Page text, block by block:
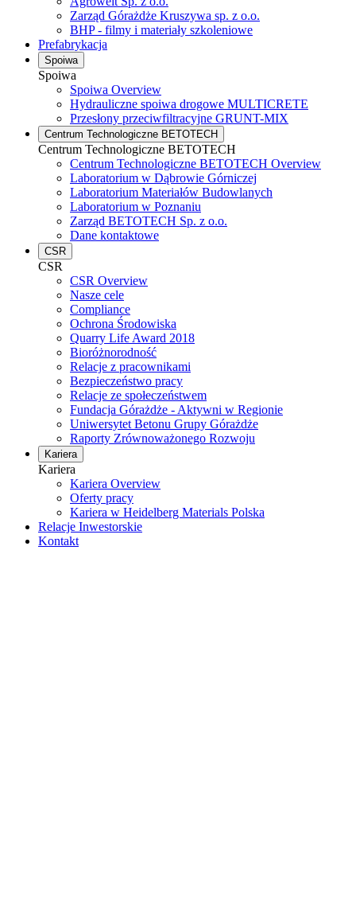
Zarząd Górażdże Kruszywa sp. z o.o.
BHP - filmy i materiały szkoleniowe
Prefabrykacja
Spoiwa
Spoiwa
Spoiwa Overview
Hydrauliczne spoiwa drogowe MULTICRETE
Przesłony przeciwfiltracyjne GRUNT-MIX
Centrum Technologiczne BETOTECH
Centrum Technologiczne BETOTECH
Centrum Technologiczne BETOTECH Overview
Laboratorium w Dąbrowie Górniczej
Laboratorium Materiałów Budowlanych
Laboratorium w Poznaniu
Zarząd BETOTECH Sp. z o.o.
Dane kontaktowe
CSR
CSR
CSR Overview
Nasze cele
Compliance
Ochrona Środowiska
Quarry Life Award 2018
Bioróżnorodność
Relacje z pracownikami
Bezpieczeństwo pracy
Relacje ze społeczeństwem
Fundacja Górażdże - Aktywni w Regionie
Uniwersytet Betonu Grupy Górażdże
Raporty Zrównoważonego Rozwoju
Kariera
Kariera
Kariera Overview
Oferty pracy
Kariera w Heidelberg Materials Polska
Relacje Inwestorskie
Kontakt